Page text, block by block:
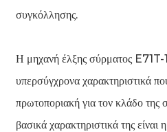
συγκόλλησης.
Η μηχανή έλξης σύρματος E71T-1
υπερσύγχρονα χαρακτηριστικά
πρωτοποριακή για τον κλάδο
βασικά χαρακτηριστικά της